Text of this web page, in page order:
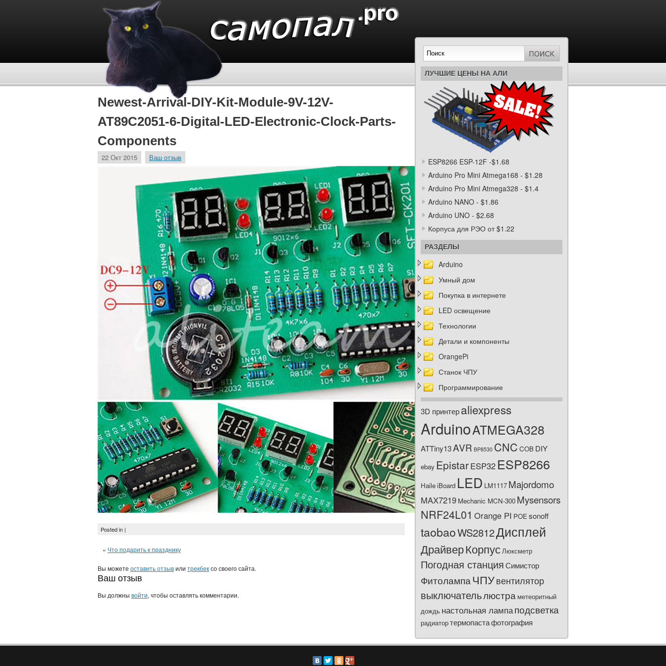
Newest-Arrival-DIY-Kit-Module-9V-12V-
AT89C2051-6-Digital-LED-Electronic-Clock-Parts-
Components
22 Окт 2015 Ваш отзыв
Posted in |
« Что подарить к празднику
Вы можете оставить отзывили трекбексо своего сайта.
Ваш отзыв
Вы должны войти, чтобы оставлять комментарии.
ЛУЧШИЕ ЦЕНЫ НА АЛИ
ESP8266 ESP-12F -$1.68
Arduino Pro Mini Atmega168 - $1.28
Arduino Pro Mini Atmega328 - $1.4
Arduino NANO - $1.86
Arduino UNO - $2.68
Корпуса для РЭО от $1.22
РАЗДЕЛЫ
Arduino
Умный дом
Покупка в интернете
LED освещение
Технологии
Детали и компоненты
OrangePi
Станок ЧПУ
Программирование
3D принтерaliexpress
ArduinoATMEGA328
ATTiny13AVR BP8530 CNC COB DIY
ebay EpistarESP32 ESP8266
HaileiBoard LED LM1117 Majordomo
MAX7219 Mechanic MCN-300 Mysensors
NRF24L01 Orange PI POEsonoff
taobaoWS2812Дисплей
ДрайверКорпусЛюксметр
Погодная станцияСимистор
ФитолампаЧПУвентилятор
выключательлюстра метеоритный
дождь настольная лампаподсветка
радиатортермопастафотография